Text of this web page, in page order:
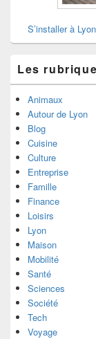
S’installer à
Les
Animaux
Autour de Lyon
Blog
Cuisine
Culture
Entreprise
Famille
Finance
Loisirs
Lyon
Maison
Mobilité
Santé
Sciences
Société
Tech
Voyage